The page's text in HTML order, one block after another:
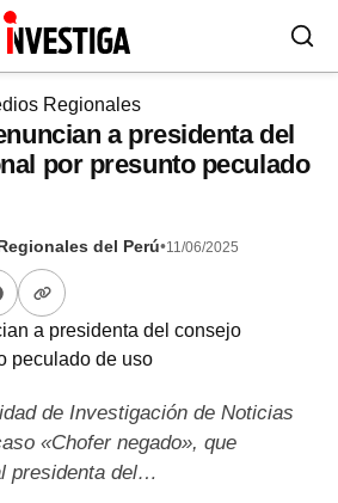
Regionales
a presidenta del
por presunto peculado
del Perú•11/06/2025
de Investigación de Noticias
«Chofer negado», que
presidenta del…